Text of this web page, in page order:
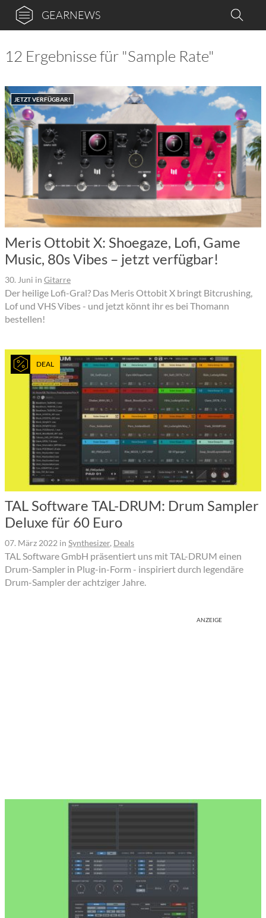
GEARNEWS
12 Ergebnisse für "Sample Rate"
JETZT VERFÜGBAR!
Meris Ottobit X: Shoegaze, Lofi, Game
Music, 80s Vibes – jetzt verfügbar!
30. Juni in Gitarre
Der heilige Lofi-Gral? Das Meris Ottobit X bringt Bitcrushing,
Lof und VHS Vibes - und jetzt könnt ihr es bei Thomann
bestellen!
DEAL
TAL Software TAL-DRUM: Drum Sampler
Deluxe für 60 Euro
07. März 2022 in Synthesizer, Deals
TAL Software GmbH präsentiert uns mit TAL-DRUM einen
Drum-Sampler in Plug-in-Form - inspiriert durch legendäre
Drum-Sampler der achtziger Jahre.
ANZEIGE